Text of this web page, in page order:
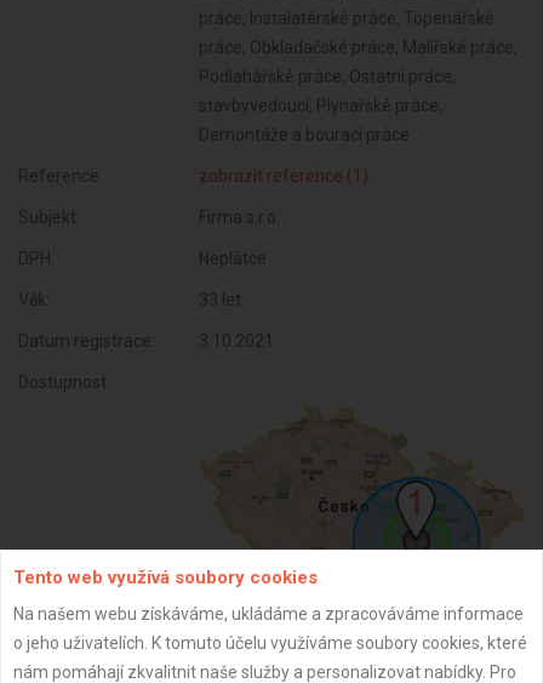
práce, Instalatérské práce, Topenářské
práce, Obkladačské práce, Malířské práce,
Podlahářské práce, Ostatní práce,
stavbyvedoucí, Plynařské práce,
Demontáže a bourací práce
Reference: zobrazit reference (1)
Subjekt: Firma s.r.o.
DPH: Neplátce
Věk: 33 let
Datum registrace: 3.10.2021
Dostupnost:
ZPĚT
Tento web využívá soubory cookies
Na našem webu získáváme, ukládáme a zpracováváme informace
o jeho uživatelích. K tomuto účelu využíváme soubory cookies, které
nám pomáhají zkvalitnit naše služby a personalizovat nabídky. Pro